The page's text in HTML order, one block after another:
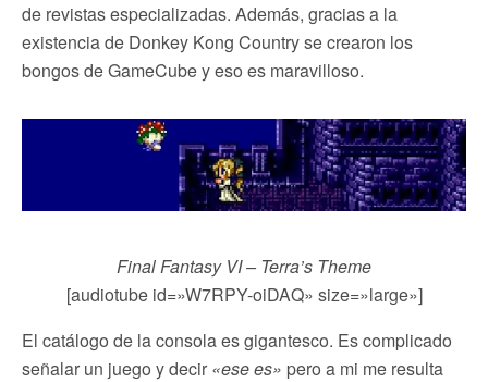
de revistas especializadas. Además, gracias a la
existencia de Donkey Kong Country se crearon los
bongos de GameCube y eso es maravilloso.
Final Fantasy VI – Terra’s Theme
[audiotube id=»W7RPY-oiDAQ» size=»large»]
El catálogo de la consola es gigantesco. Es complicado
señalar un juego y decir «ese es» pero a mi me resulta